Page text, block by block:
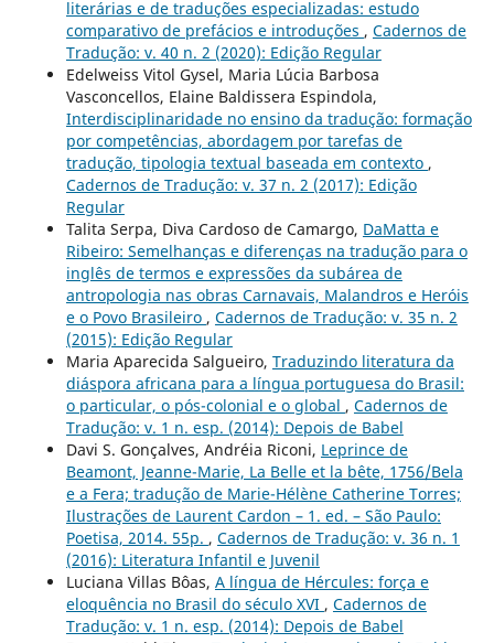
literárias e de traduções especializadas: estudo
comparativo de prefácios e introduções , Cadernos de
Tradução: v. 40 n. 2 (2020): Edição Regular
Edelweiss Vitol Gysel, Maria Lúcia Barbosa
Vasconcellos, Elaine Baldissera Espindola,
Interdisciplinaridade no ensino da tradução: formação
por competências, abordagem por tarefas de
tradução, tipologia textual baseada em contexto ,
Cadernos de Tradução: v. 37 n. 2 (2017): Edição
Regular
Talita Serpa, Diva Cardoso de Camargo, DaMatta e
Ribeiro: Semelhanças e diferenças na tradução para o
inglês de termos e expressões da subárea de
antropologia nas obras Carnavais, Malandros e Heróis
e o Povo Brasileiro , Cadernos de Tradução: v. 35 n. 2
(2015): Edição Regular
Maria Aparecida Salgueiro, Traduzindo literatura da
diáspora africana para a língua portuguesa do Brasil:
o particular, o pós-colonial e o global , Cadernos de
Tradução: v. 1 n. esp. (2014): Depois de Babel
Davi S. Gonçalves, Andréia Riconi, Leprince de
Beamont, Jeanne-Marie, La Belle et la bête, 1756/Bela
e a Fera; tradução de Marie-Hélène Catherine Torres;
Ilustrações de Laurent Cardon – 1. ed. – São Paulo:
Poetisa, 2014. 55p. , Cadernos de Tradução: v. 36 n. 1
(2016): Literatura Infantil e Juvenil
Luciana Villas Bôas, A língua de Hércules: força e
eloquência no Brasil do século XVI , Cadernos de
Tradução: v. 1 n. esp. (2014): Depois de Babel